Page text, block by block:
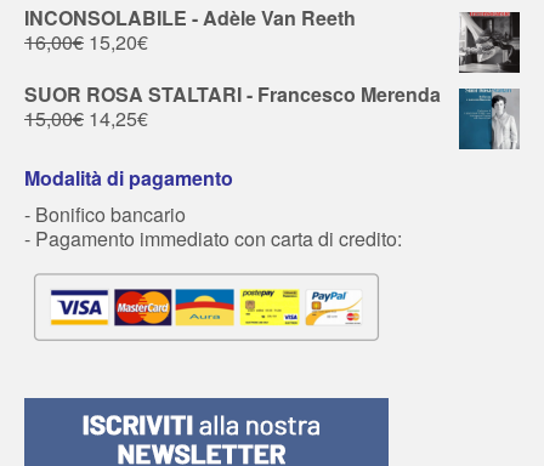
INCONSOLABILE - Adèle Van Reeth
16,00€ 15,20€
SUOR ROSA STALTARI - Francesco Merenda
15,00€ 14,25€
Modalità di pagamento
- Bonifico bancario
- Pagamento immediato con carta di credito: